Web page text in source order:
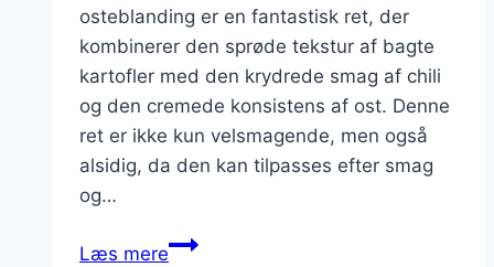
osteblanding er en fantastisk ret, der
kombinerer den sprøde tekstur af bagte
kartofler med den krydrede smag af chili
og den cremede konsistens af ost. Denne
ret er ikke kun velsmagende, men også
alsidig, da den kan tilpasses efter smag
og…
Læs mereBagte